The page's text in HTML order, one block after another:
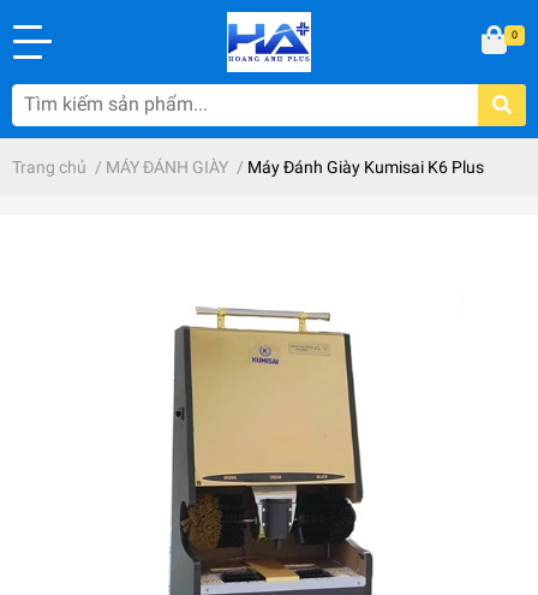
0
Trang chủ / MÁY ĐÁNH GIÀY / Máy Đánh Giày Kumisai K6 Plus